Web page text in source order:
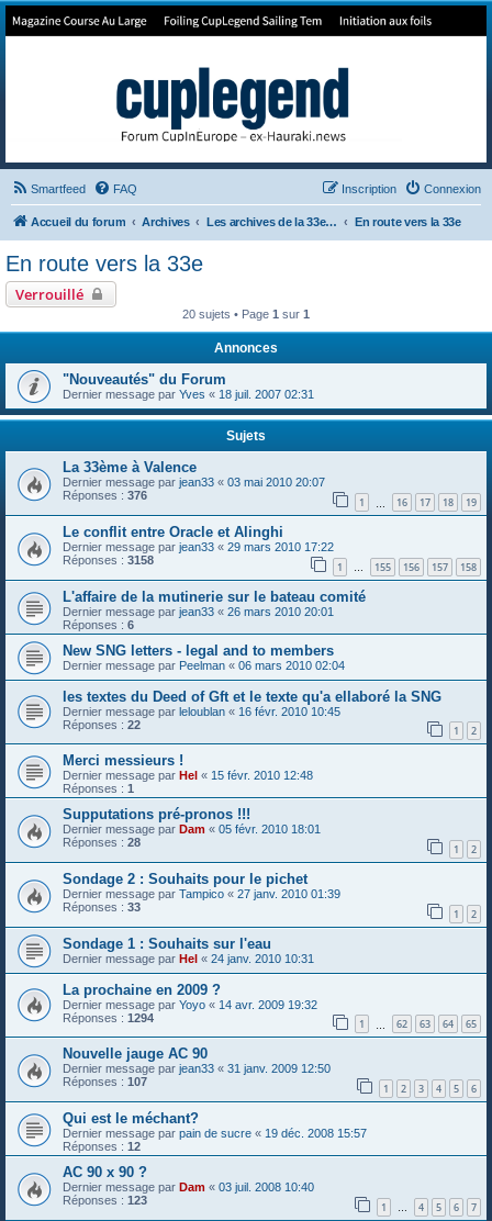
Forum de Cup In Europe
Smartfeed FAQ Connexion
Inscription
Accueil du forum Archives Les archives de la 33e America's Cup En route vers la 33e
En route vers la 33e
Verrouillé
20 sujets • Page 1 sur 1
Annonces
"Nouveautés" du Forum
Dernier message par Yves « 18 juil. 2007 02:31
Sujets
La 33ème à Valence
Dernier message par jean33 « 03 mai 2010 20:07
Réponses : 376 1 16 17 18 19
Le conflit entre Oracle et Alinghi
Dernier message par jean33 « 29 mars 2010 17:22
Réponses : 3158 1 … 155 156 157 158
L'affaire de la mutinerie sur le bateau comité
Dernier message par jean33 « 26 mars 2010 20:01
Réponses : 6
New SNG letters - legal and to members
Dernier message par Peelman « 06 mars 2010 02:04
les textes du Deed of Gft et le texte qu'a ellaboré la SNG
Dernier message par leloublan « 16 févr. 2010 10:45
Réponses : 22 1 2
Merci messieurs !
Dernier message par Hel « 15 févr. 2010 12:48
Réponses : 1
Supputations pré-pronos !!!
Dernier message par Dam « 05 févr. 2010 18:01
Réponses : 28 1 2
Sondage 2 : Souhaits pour le pichet
Dernier message par Tampico « 27 janv. 2010 01:39
Réponses : 33 1 2
Sondage 1 : Souhaits sur l'eau
Dernier message par Hel « 24 janv. 2010 10:31
La prochaine en 2009 ?
Dernier message par Yoyo « 14 avr. 2009 19:32
Réponses : 1294 1 62 63 64 65
Nouvelle jauge AC 90
Dernier message par jean33 « 31 janv. 2009 12:50
Réponses : 107 1 2 3 4 5 6
Qui est le méchant?
Dernier message par pain de sucre « 19 déc. 2008 15:57
Réponses : 12
AC 90 x 90 ?
Dernier message par Dam « 03 juil. 2008 10:40
Réponses : 123 1 … 4 5 6 7